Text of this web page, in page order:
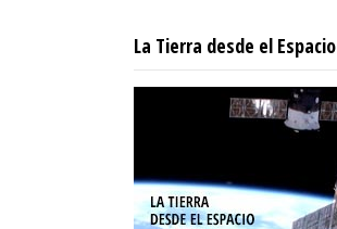
La Tierra desde el Espacio